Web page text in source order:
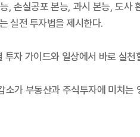
, 손실공포 본능, 과시 본능, 도사
실전 투자법을 제시한다.
자 가이드와 일상에서 바로 실천
가 부동산과 주식투자에 미치는